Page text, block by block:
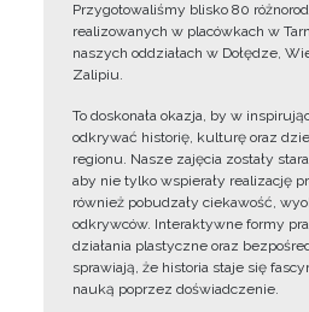
Przygotowaliśmy blisko 80
realizowanych w placówkach w
naszych oddziałach w Dołędze,
Zalipiu.
To doskonała okazja, by w
odkrywać historię, kulturę oraz
regionu. Nasze zajęcia zostały
aby nie tylko wspierały realizację
również pobudzały ciekawość,
odkrywców. Interaktywne formy
działania plastyczne oraz
sprawiają, że historia staje się
nauką poprzez doświadczenie.